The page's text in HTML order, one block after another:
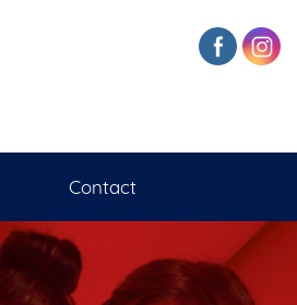
Contact